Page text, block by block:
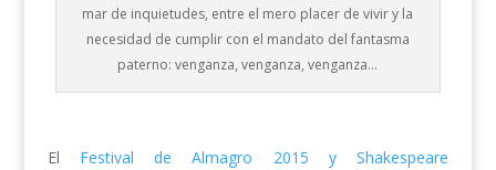
mar de inquietudes, entre el mero placer de vivir y la
necesidad de cumplir con el mandato del fantasma
paterno: venganza, venganza, venganza…
El Festival de Almagro 2015 y Shakespeare